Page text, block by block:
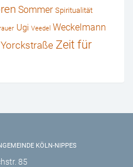
Sommer Spiritualität
Ugi Veedel Weckelmann
Yorckstraße Zeit für
KÖLN-NIPPES
85